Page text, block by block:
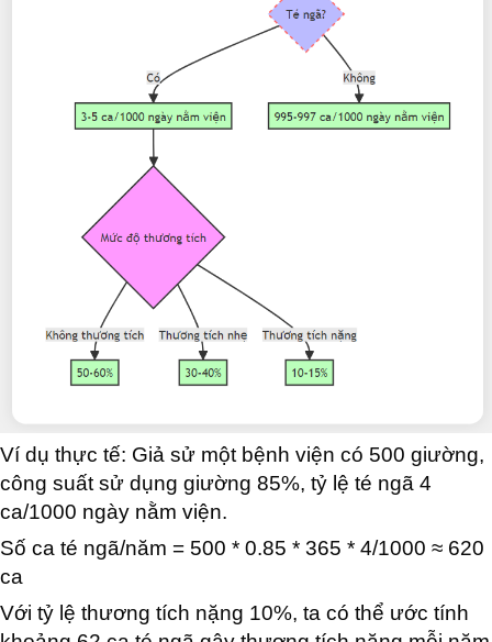
Ví dụ thực tế: Giả sử một bệnh viện có 500 giường,
công suất sử dụng giường 85%, tỷ lệ té ngã 4
ca/1000 ngày nằm viện.
Số ca té ngã/năm = 500 * 0.85 * 365 * 4/1000 ≈ 620
ca
Với tỷ lệ thương tích nặng 10%, ta có thể ước tính